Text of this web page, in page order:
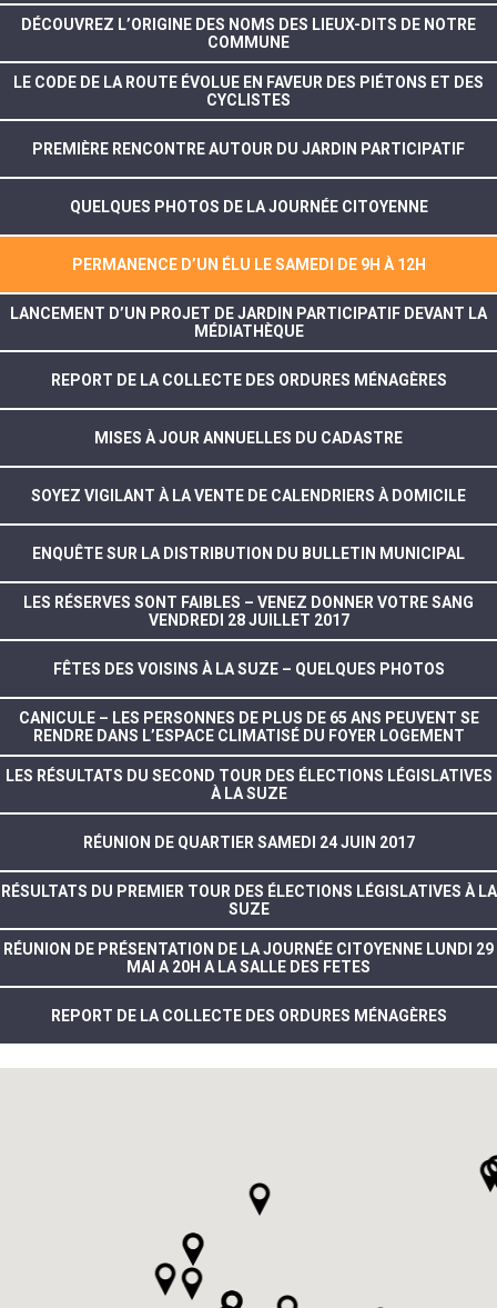
DÉCOUVREZ L’ORIGINE DES NOMS DES LIEUX-DITS DE NOTRE
COMMUNE
LE CODE DE LA ROUTE ÉVOLUE EN FAVEUR DES PIÉTONS ET DES
CYCLISTES
PREMIÈRE RENCONTRE AUTOUR DU JARDIN PARTICIPATIF
QUELQUES PHOTOS DE LA JOURNÉE CITOYENNE
PERMANENCE D’UN ÉLU LE SAMEDI DE 9H À 12H
LANCEMENT D’UN PROJET DE JARDIN PARTICIPATIF DEVANT LA
MÉDIATHÈQUE
REPORT DE LA COLLECTE DES ORDURES MÉNAGÈRES
MISES À JOUR ANNUELLES DU CADASTRE
SOYEZ VIGILANT À LA VENTE DE CALENDRIERS À DOMICILE
ENQUÊTE SUR LA DISTRIBUTION DU BULLETIN MUNICIPAL
LES RÉSERVES SONT FAIBLES – VENEZ DONNER VOTRE SANG
VENDREDI 28 JUILLET 2017
FÊTES DES VOISINS À LA SUZE – QUELQUES PHOTOS
CANICULE – LES PERSONNES DE PLUS DE 65 ANS PEUVENT SE
RENDRE DANS L’ESPACE CLIMATISÉ DU FOYER LOGEMENT
LES RÉSULTATS DU SECOND TOUR DES ÉLECTIONS LÉGISLATIVES
À LA SUZE
RÉUNION DE QUARTIER SAMEDI 24 JUIN 2017
RÉSULTATS DU PREMIER TOUR DES ÉLECTIONS LÉGISLATIVES À LA
SUZE
RÉUNION DE PRÉSENTATION DE LA JOURNÉE CITOYENNE LUNDI 29
MAI A 20H A LA SALLE DES FETES
REPORT DE LA COLLECTE DES ORDURES MÉNAGÈRES